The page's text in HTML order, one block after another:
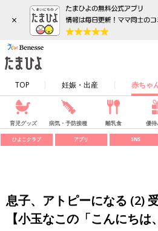
×
TOP 妊娠・出産 赤ちゃ
育児グッズ 病気・予防接種 離乳食 優待
ひよこクラブ アプリ SNS
息子、アトピーになる (2)
【小玉なこの「こんにちは